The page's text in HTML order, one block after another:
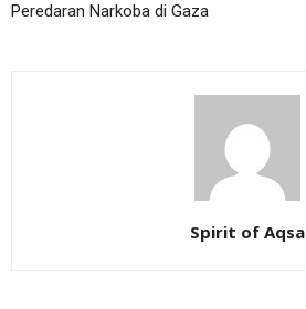
Peredaran Narkoba di Gaza
Spirit of Aqsa